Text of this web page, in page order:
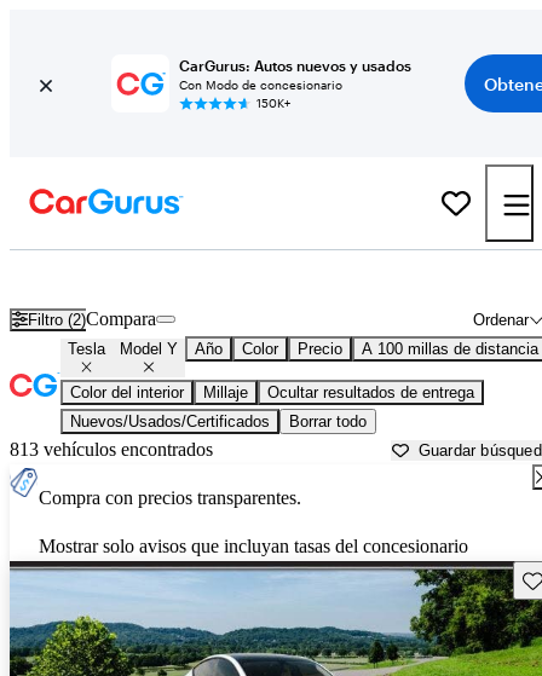
CarGurus: Autos nuevos y usados
Con Modo de concesionario
150K+
Filtro (2) Ordenar
Compara
Tesla Model Y Año Color Precio A 100 millas de distancia
Color del interior Millaje
Ocultar resultados de entrega
Nuevos/Usados/Certificados
Borrar todo
813 vehículos encontrados Guardar
Compra con precios transparentes.
Mostrar solo avisos que incluyan tasas del concesionario